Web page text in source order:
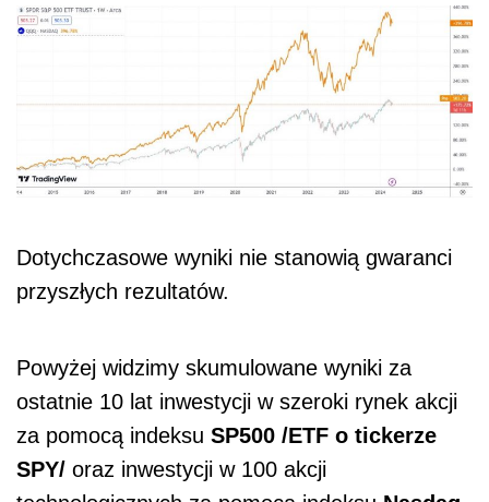
Dotychczasowe wyniki nie stanowią gwaranci
przyszłych rezultatów.
Powyżej widzimy skumulowane wyniki za
ostatnie 10 lat inwestycji w szeroki rynek akcji
za pomocą indeksu SP500 /ETF o tickerze
SPY/ oraz inwestycji w 100 akcji